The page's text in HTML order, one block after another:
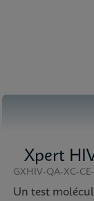
Xpert
GXHIV-QA-XC-
Un test